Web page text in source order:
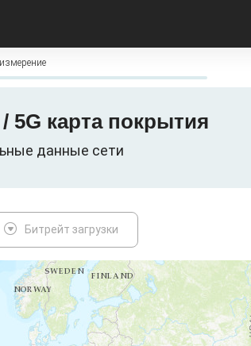
5G карта покрытия
данные сети
Битрейт загрузки